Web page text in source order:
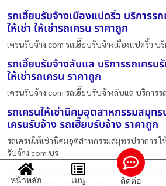
รถเฮี๊ยบรับจ้างเมืองแปดริ้ว บริการร
ให้เช่า ให้เช่ารถเครน ราคาถูก
เครนรับจ้าง.com รถเฮี๊ยบรับจ้างเมืองแปดริ้ว บ
รถเฮี๊ยบรับจ้างลับแล บริการรถเครนรั
ให้เช่ารถเครน ราคาถูก
เครนรับจ้าง.com รถเฮี๊ยบรับจ้างลับแล บริการร
รถเครนให้เช่านิคมอุตสาหกรรมสมุทร
เครนรับจ้าง รถเฮี๊ยบรับจ้าง ราคาถูก
รถเครนให้เช่านิคมอุตสาหกรรมสมุทรปราการ ใ
รับจ้าง.com บร
รถเครนรับจ้างสามพราน บริการรถเค
หน้าหลัก เมนู ติดต่อ